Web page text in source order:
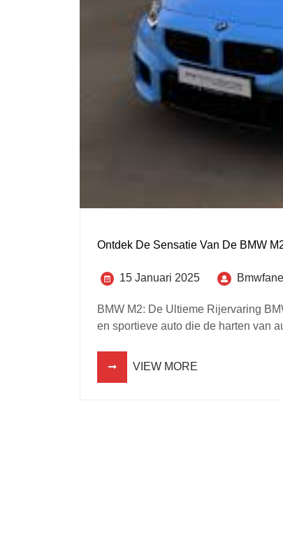
Ontdek De Sensatie Van De BMW
15 Januari 2025
BMW M2: De Ultieme Rijervaring
en sportieve auto die de harten van
VIEW MORE